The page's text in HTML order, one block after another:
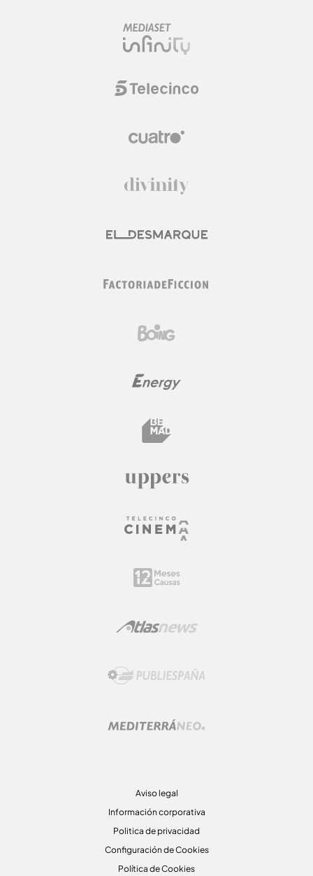
Aviso legal
Información corporativa
Politica de privacidad
Configuración de Cookies
Política de Cookies